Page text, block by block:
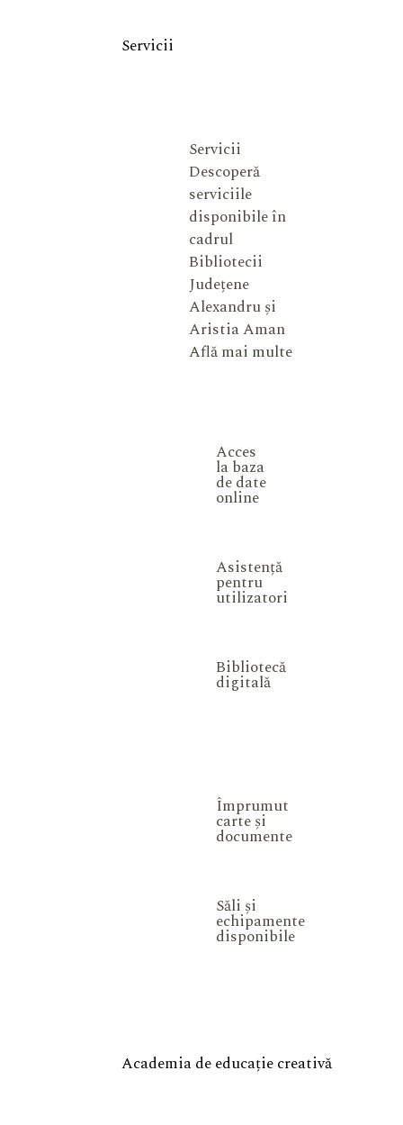
Servicii
Servicii
Descoperă
serviciile
disponibile în
cadrul
Bibliotecii
Județene
Alexandru și
Aristia Aman
Află mai multe
Acces
la baza
de date
online
Asistență
pentru
utilizatori
Bibliotecă
digitală
Împrumut
carte și
documente
Săli și
echipamente
disponibile
Academia de educație creativă